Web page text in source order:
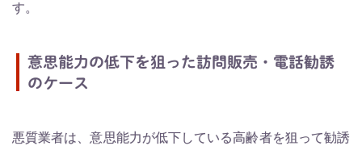
す。
意思能力の低下を狙った訪問販売・電話勧誘
のケース
悪質業者は、意思能力が低下している高齢者を狙って勧誘